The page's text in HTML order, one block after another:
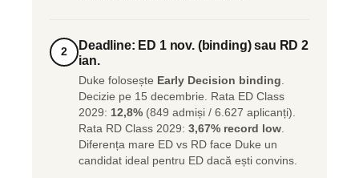
2
Deadline: ED 1 nov. (binding) sau RD 2
ian.
Duke folosește Early Decision binding
Decizie pe 15 decembrie. Rata ED Class
2029: 12,8% (849 admiși / 6.627 aplicanți).
Rata RD Class 2029: 3,67% record low
Diferența mare ED vs RD face Duke un
candidat ideal pentru ED dacă ești convins.